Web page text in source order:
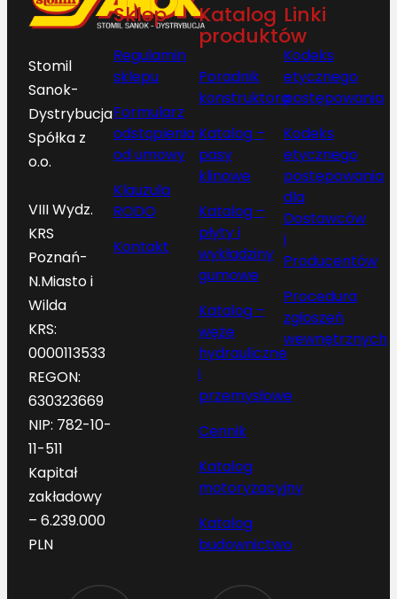
Stomil
Sanok-
Dystrybucja
Spółka z
o.o.
VIII Wydz.
KRS
Poznań-
N.Miasto i
Wilda
KRS:
0000113533
REGON:
630323669
NIP: 782-10-
11-511
Kapitał
zakładowy
– 6.239.000
PLN
Sklep
Regulamin
sklepu
Formularz
odstąpienia
od umowy
Klauzula
RODO
Kontakt
Katalog
produktów
Poradnik
konstruktora
Katalog –
pasy
klinowe
Katalog –
płyty i
wykładziny
gumowe
Katalog –
węże
hydrauliczne
i
przemysłowe
Cennik
Katalog
motoryzacyjny
Katalog
budownictwo
Linki
Kodeks
etycznego
postępowania
Kodeks
etycznego
postępowania
dla
Dostawców
i
Producentów
Procedura
zgłoszeń
wewnętrznych